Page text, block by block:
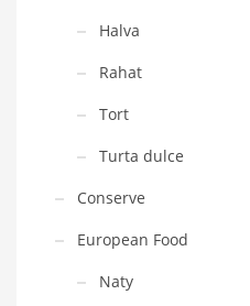
Halva
Rahat
Tort
Turta dulce
Conserve
European Food
Naty